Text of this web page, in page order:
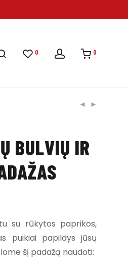
0 0
BULVIŲ IR
su rūkytos paprikos,
puikiai papildys jūsų
šį padažą naudoti: